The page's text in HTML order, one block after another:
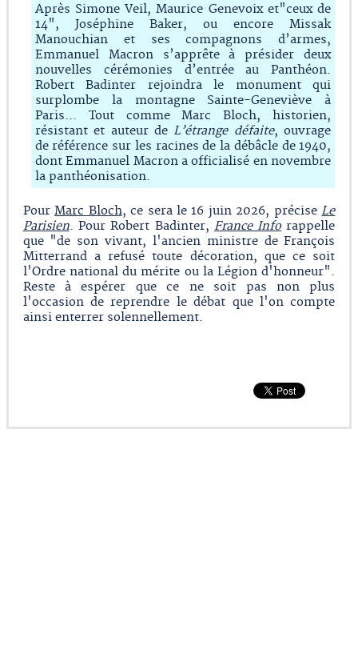
Après Simone Veil, Maurice Genevoix et"ceux de
14", Joséphine Baker, ou encore Missak
Manouchian et ses compagnons d’armes,
Emmanuel Macron s’apprête à présider deux
nouvelles cérémonies d’entrée au Panthéon.
Robert Badinter rejoindra le monument qui
surplombe la montagne Sainte-Geneviève à
Paris... Tout comme Marc Bloch, historien,
résistant et auteur de L’étrange défaite, ouvrage
de référence sur les racines de la débâcle de 1940,
dont Emmanuel Macron a officialisé en novembre
la panthéonisation.
PourMarc Bloch, ce sera le 16 juin 2026, préciseLe
Parisien. Pour Robert Badinter, France Inforappelle
que "de son vivant, l'ancien ministre de François
Mitterrand a refusé toute décoration, que ce soit
l'Ordre national du mérite ou la Légion d'honneur".
Reste à espérer que ce ne soit pas non plus
l'occasion de reprendre le débat que l'on compte
ainsi enterrer solennellement.